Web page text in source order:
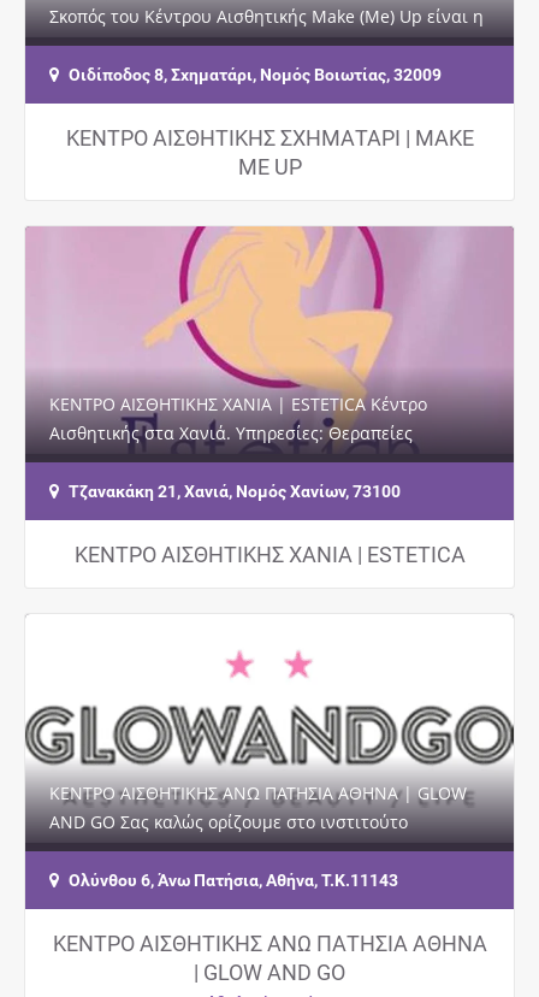
Σκοπός του Κέντρου Αισθητικής Make (Me) Up είναι η
υγεία, η ομορφιά και η ευεξία σας. Υπηρεσίες:…
Οιδίποδος 8, Σχηματάρι, Νομός Βοιωτίας, 32009
ΚΕΝΤΡΟ ΑΙΣΘΗΤΙΚΗΣ ΣΧΗΜΑΤΑΡΙ | MAKE
ME UP
ΚΕΝΤΡΟ ΑΙΣΘΗΤΙΚΗΣ ΧΑΝΙΑ | ESTETICA Κέντρο
Αισθητικής στα Χανιά. Υπηρεσίες: Θεραπείες
Προσώπου – Σώματος, Μανικιούρ Πεντικιούρ,…
Τζανακάκη 21, Χανιά, Νομός Χανίων, 73100
ΚΕΝΤΡΟ ΑΙΣΘΗΤΙΚΗΣ ΧΑΝΙΑ | ESTETICA
ΚΕΝΤΡΟ ΑΙΣΘΗΤΙΚΗΣ ΑΝΩ ΠΑΤΗΣΙΑ ΑΘΗΝΑ | GLOW
AND GO Σας καλώς ορίζουμε στο ινστιτούτο
αισθητικής GLOWANDGO, έναν χώρο ειδικά
διαμορφωμένο για…
Ολύνθου 6, Άνω Πατήσια, Αθήνα, Τ.Κ.11143
ΚΕΝΤΡΟ ΑΙΣΘΗΤΙΚΗΣ ΑΝΩ ΠΑΤΗΣΙΑ ΑΘΗΝΑ
| GLOW AND GO